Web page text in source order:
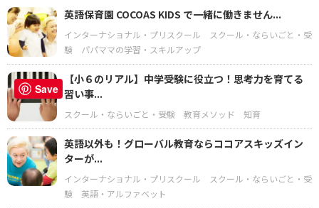
英語保育園 COCOAS KIDS で一緒に働きません...
インターナショナル・プリスクール
スクール・ならいごと・受
験
パパママの学習・スキルアップ
【小６のリアル】中学受験に役立つ！思考力を育てる
習い事...
スクール・ならいごと・受験 教育メソッド 知育
英語以外も！グローバル教育ならココアスキッズイン
ターが...
インターナショナル・プリスクール
スクール・ならいごと・受
験
英語・アルファベット
Save